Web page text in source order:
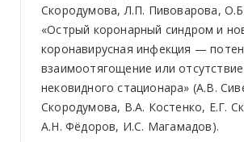
Скородумова, Л.П. Пивоварова,
«Острый коронарный синдром и
коронавирусная инфекция —
взаимоотягощение или
нековидного стационара» (А.В.
Скородумова, В.А. Костенко, Е.Г.
А.Н. Фёдоров, И.С. Магамадов).